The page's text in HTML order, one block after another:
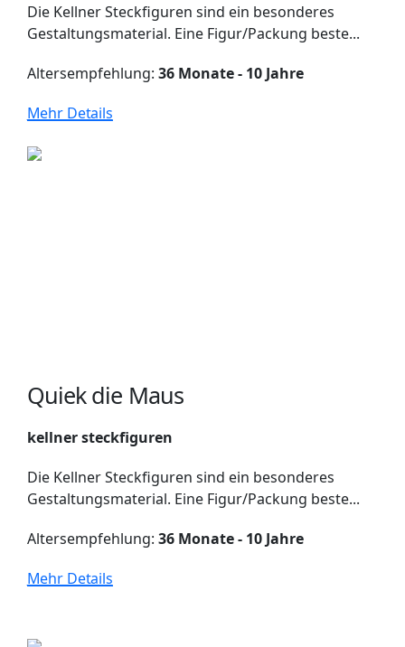
Die Kellner Steckfiguren sind ein besonderes
Gestaltungsmaterial. Eine Figur/Packung beste...
Altersempfehlung: 36 Monate - 10 Jahre
Mehr Details
Quiek die Maus
kellner steckfiguren
Die Kellner Steckfiguren sind ein besonderes
Gestaltungsmaterial. Eine Figur/Packung beste...
Altersempfehlung: 36 Monate - 10 Jahre
Mehr Details